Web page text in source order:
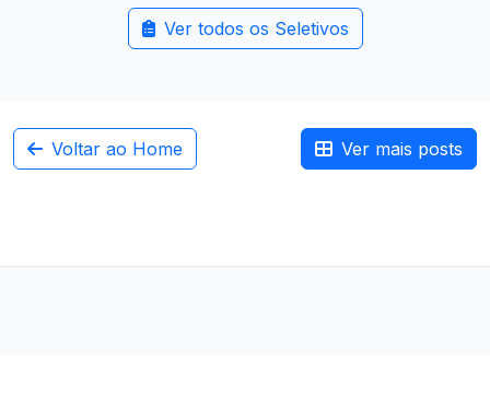
Ver todos os Seletivos
Voltar ao Home Ver mais posts